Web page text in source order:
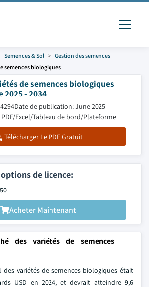
Semences & Sol
Gestion des semences
semences biologiques
de semences biologiques
2025 - 2034
Date de publication: June 2025
Excel/Tableau de bord/Plateforme
Télécharger Le PDF Gratuit
de licence:
Acheter Maintenant
des variétés de semences
des variétés de semences biologiques était
USD en 2024, et devrait atteindre 9,6